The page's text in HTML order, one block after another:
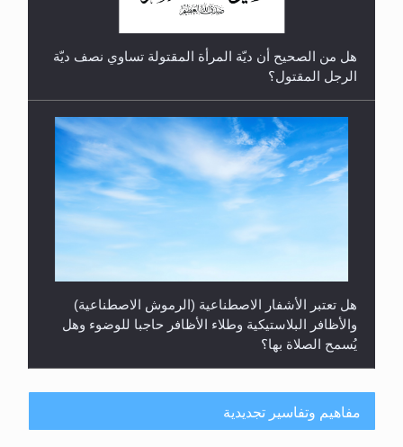
هل من الصحيح أن ديّة المرأة المقتولة تساوي نصف ديّة
الرجل المقتول؟
هل تعتبر الأشفار الاصطناعية (الرموش الاصطناعية)
والأظافر البلاستيكية وطلاء الأظافر حاجبا للوضوء وهل
يُسمح الصلاة بها؟
مفاهيم وتفاسير تجديدية